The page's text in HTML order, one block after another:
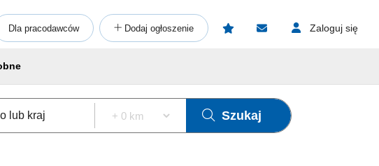
Dla pracodawców Dodaj ogłoszenie Zaloguj się
Szukaj